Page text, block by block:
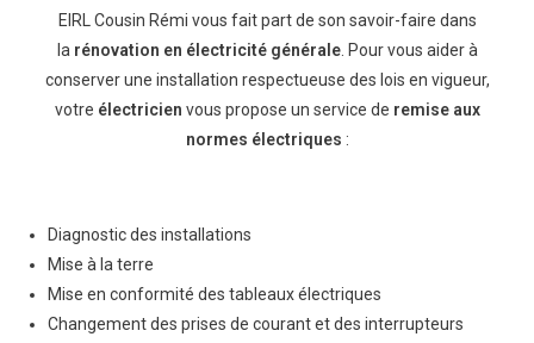
EIRL Cousin Rémi vous fait part de son savoir-faire dans
la rénovation en électricité générale. Pour vous aider à
conserver une installation respectueuse des lois en vigueur,
votre électricien vous propose un service de remise aux
normes électriques :
Diagnostic des installations
Mise à la terre
Mise en conformité des tableaux électriques
Changement des prises de courant et des interrupteurs